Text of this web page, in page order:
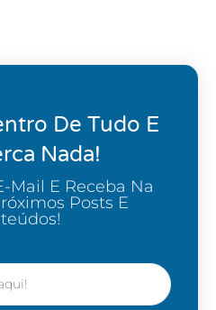
De Tudo E
Nada!
Mail E Receba Na
Posts E